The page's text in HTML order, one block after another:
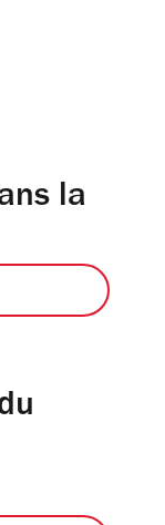
la